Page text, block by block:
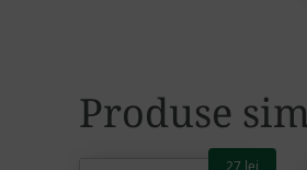
Produse